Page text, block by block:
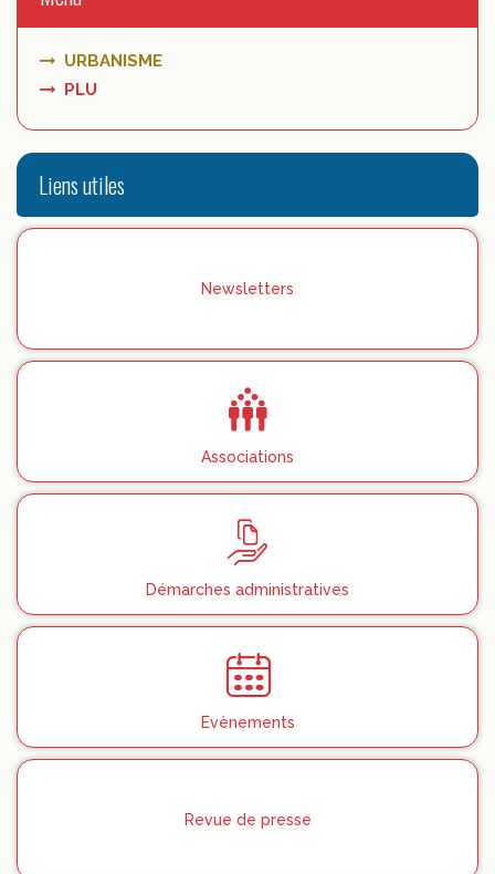
URBANISME
PLU
Liens utiles
Newsletters
Associations
Démarches administratives
Evènements
Revue de presse